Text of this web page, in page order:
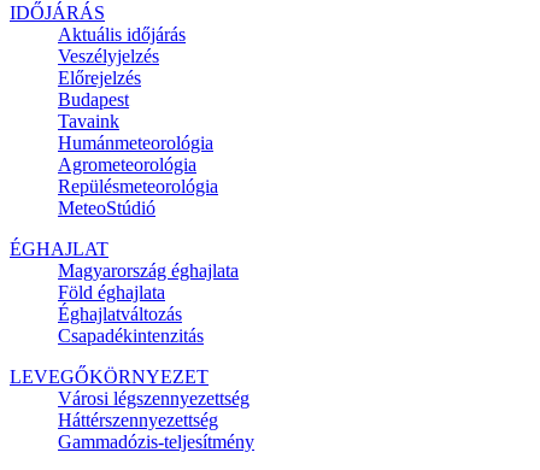
IDŐJÁRÁS
Aktuális időjárás
Veszélyjelzés
Előrejelzés
Budapest
Tavaink
Humánmeteorológia
Agrometeorológia
Repülésmeteorológia
MeteoStúdió
ÉGHAJLAT
Magyarország éghajlata
Föld éghajlata
Éghajlatváltozás
Csapadékintenzitás
LEVEGŐKÖRNYEZET
Városi légszennyezettség
Háttérszennyezettség
Gammadózis-teljesítmény